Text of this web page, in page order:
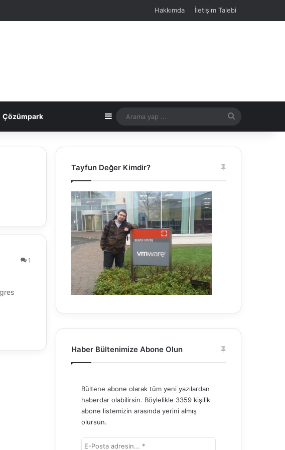
Hakkımda İletişim Talebi
Çözümpark Kenar Bölmesi
yap
1
Tayfun Değer Kimdir?
Haber Bültenimize Abone Olun
Bültene abone olarak tüm yeni yazılardan
haberdar olabilirsin. Böylelikle 3359 kişilik
abone listemizin arasında yerini almış
olursun.